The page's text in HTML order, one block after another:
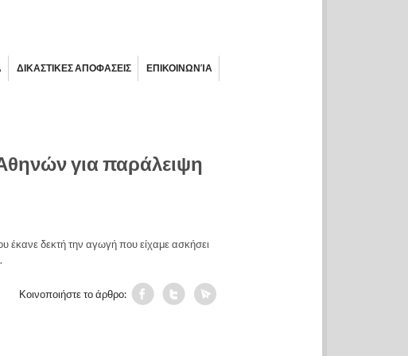
ΔΙΚΑΣΤΙΚΕΣ ΑΠΟΦΑΣΕΙΣ ΕΠΙΚΟΙΝΩΝΊΑ
για παράλειψη
δεκτή την αγωγή που είχαμε ασκήσει
Κοινοποιήστε το άρθρο: